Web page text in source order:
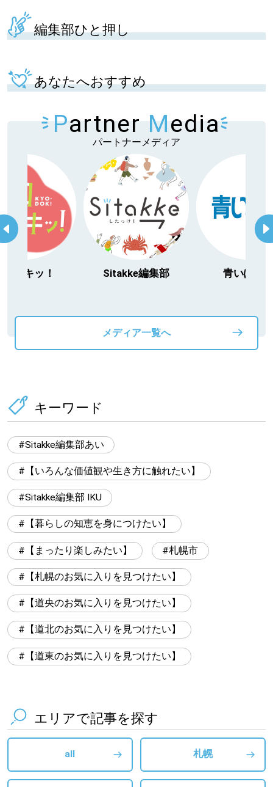
編集部ひと押し
あなたへおすすめ
Partner Media
パートナーメディア
編集部 青いぽすと
「北海道３大
メディア一覧へ
キーワード
Sitakke編集部あい
【いろんな価値観や生き方に触れたい】
Sitakke編集部 IKU
【暮らしの知恵を身につけたい】
【まったり楽しみたい】 札幌市
【札幌のお気に入りを見つけたい】
【道央のお気に入りを見つけたい】
【道北のお気に入りを見つけたい】
【道東のお気に入りを見つけたい】
エリアで記事を探す
all 札幌